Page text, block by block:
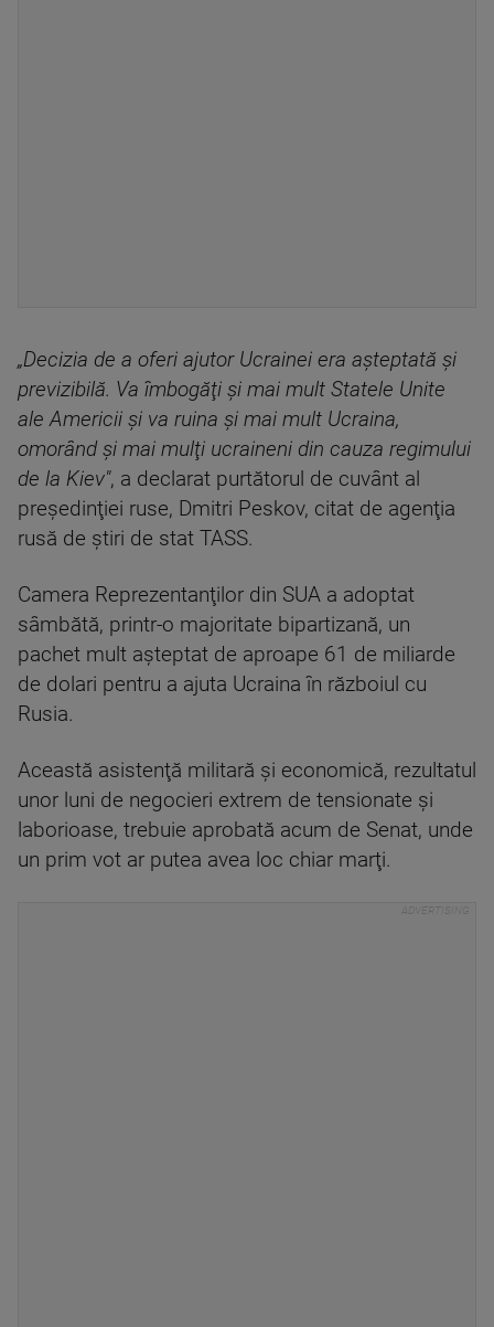
„Decizia de a oferi ajutor Ucrainei era aşteptată şi
previzibilă. Va îmbogăţi şi mai mult Statele Unite
ale Americii şi va ruina şi mai mult Ucraina,
omorând şi mai mulţi ucraineni din cauza regimului
de la Kiev", a declarat purtătorul de cuvânt al
preşedinţiei ruse, Dmitri Peskov, citat de agenţia
rusă de ştiri de stat TASS.
Camera Reprezentanţilor din SUA a adoptat
sâmbătă, printr-o majoritate bipartizană, un
pachet mult aşteptat de aproape 61 de miliarde
de dolari pentru a ajuta Ucraina în războiul cu
Rusia.
Această asistenţă militară şi economică, rezultatul
unor luni de negocieri extrem de tensionate şi
laborioase, trebuie aprobată acum de Senat, unde
un prim vot ar putea avea loc chiar marţi.